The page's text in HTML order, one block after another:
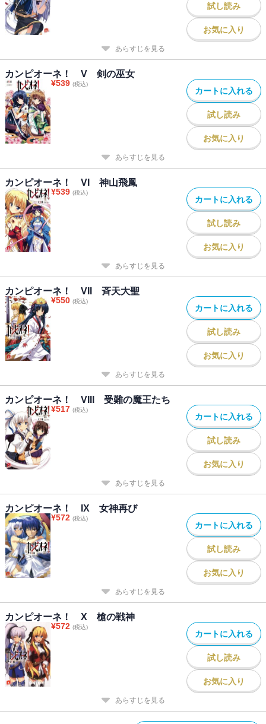
試し読み
お気に入り
あらすじを見る
カンピオーネ！ V 剣の巫女
¥539 (税込)
カートに入れる
試し読み
お気に入り
あらすじを見る
カンピオーネ！ VI 神山飛鳳
¥539 (税込)
カートに入れる
試し読み
お気に入り
あらすじを見る
カンピオーネ！ VII 斉天大聖
¥550 (税込)
カートに入れる
試し読み
お気に入り
あらすじを見る
カンピオーネ！ VIII 受難の魔王たち
¥517 (税込)
カートに入れる
試し読み
お気に入り
あらすじを見る
カンピオーネ！ IX 女神再び
¥572 (税込)
カートに入れる
試し読み
お気に入り
あらすじを見る
カンピオーネ！ X 槍の戦神
¥572 (税込)
カートに入れる
試し読み
お気に入り
あらすじを見る